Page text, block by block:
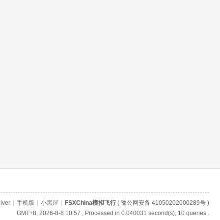
手机版 小黑屋 FSXChina模拟飞行( 豫公网安备 41050202000289号 )
GMT+8, 2026-8-8 10:57 , Processed in 0.040031 second(s), 10 queries .